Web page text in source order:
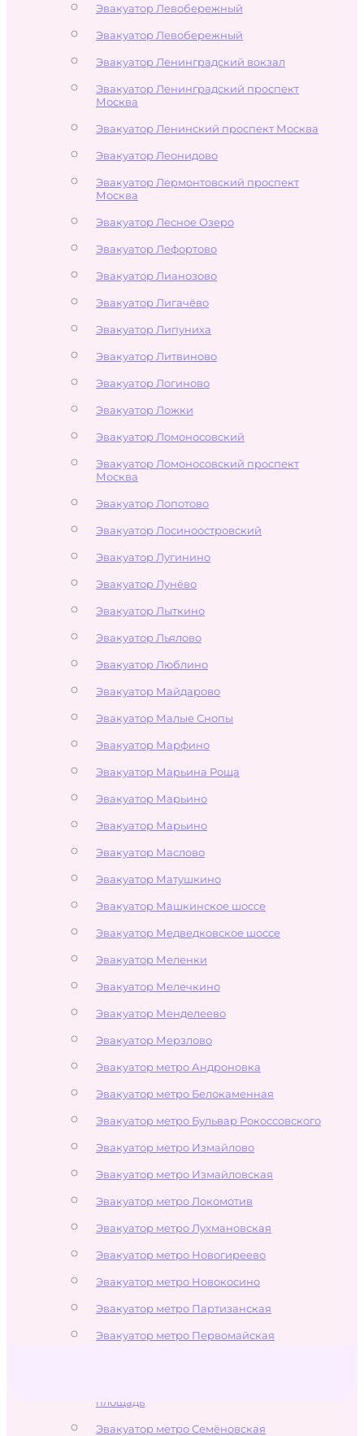
Эвакуатор Левобережный
Эвакуатор Левобережный
Эвакуатор Ленинградский вокзал
Эвакуатор Ленинградский проспект
Москва
Эвакуатор Ленинский проспект Москва
Эвакуатор Леонидово
Эвакуатор Лермонтовский проспект
Москва
Эвакуатор Лесное Озеро
Эвакуатор Лефортово
Эвакуатор Лианозово
Эвакуатор Лигачёво
Эвакуатор Липуниха
Эвакуатор Литвиново
Эвакуатор Логиново
Эвакуатор Ложки
Эвакуатор Ломоносовский
Эвакуатор Ломоносовский проспект
Москва
Эвакуатор Лопотово
Эвакуатор Лосиноостровский
Эвакуатор Лугинино
Эвакуатор Лунёво
Эвакуатор Лыткино
Эвакуатор Льялово
Эвакуатор Люблино
Эвакуатор Майдарово
Эвакуатор Малые Снопы
Эвакуатор Марфино
Эвакуатор Марьина Роща
Эвакуатор Марьино
Эвакуатор Марьино
Эвакуатор Маслово
Эвакуатор Матушкино
Эвакуатор Машкинское шоссе
Эвакуатор Медведковское шоссе
Эвакуатор Меленки
Эвакуатор Мелечкино
Эвакуатор Менделеево
Эвакуатор Мерзлово
Эвакуатор метро Андроновка
Эвакуатор метро Белокаменная
Эвакуатор метро Бульвар Рокоссовского
Эвакуатор метро Измайлово
Эвакуатор метро Измайловская
Эвакуатор метро Локомотив
Эвакуатор метро Лухмановская
Эвакуатор метро Новогиреево
Эвакуатор метро Новокосино
Эвакуатор метро Партизанская
Эвакуатор метро Первомайская
площадь
Эвакуатор метро Семёновская